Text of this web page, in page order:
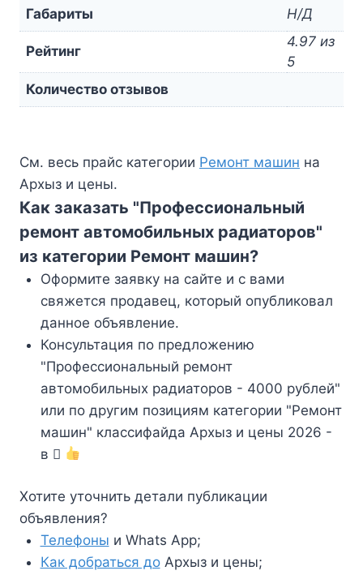
Габариты
Н/Д
Рейтинг
4.97 из
5
Количество отзывов
См. весь прайс категории Ремонт машин на
Архыз и цены.
Как заказать "Профессиональный
ремонт автомобильных радиаторов"
из категории Ремонт машин?
Оформите заявку на сайте и с вами
свяжется продавец, который опубликовал
данное объявление.
Консультация по предложению
"Профессиональный ремонт
автомобильных радиаторов - 4000 рублей"
или по другим позициям категории "Ремонт
машин" классифайда Архыз и цены 2026 -
в
Хотите уточнить детали публикации
объявления?
Телефоны и Whats App;
Как добраться доАрхыз и цены;